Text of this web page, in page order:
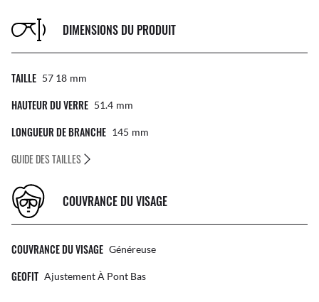
DIMENSIONS DU PRODUIT
TAILLE 57 18 Mm
HAUTEUR DU VERRE 51.4 Mm
LONGUEUR DE BRANCHE 145 Mm
GUIDE DES TAILLES
COUVRANCE DU VISAGE
COUVRANCE DU VISAGE Généreuse
GEOFIT Ajustement À Pont Bas